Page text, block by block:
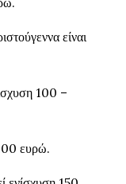
είναι
100 –
ευρώ.